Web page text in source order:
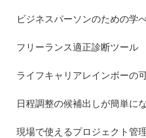
ビジネスパーソンのための学
フリーランス適正診断ツール
ライフキャリアレインボーの
日程調整の候補出しが簡単に
現場で使えるプロジェクト管